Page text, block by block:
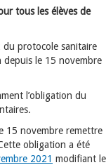
tous les élèves de
du protocole sanitaire
depuis le 15 novembre
l’obligation du
15 novembre remettre
obligation a été
2021 modifiant le